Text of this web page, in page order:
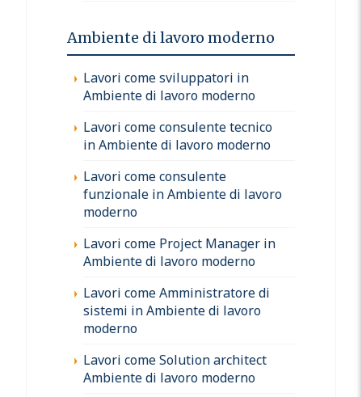
Ambiente di lavoro moderno
Lavori come sviluppatori in
Ambiente di lavoro moderno
Lavori come consulente tecnico
in Ambiente di lavoro moderno
Lavori come consulente
funzionale in Ambiente di lavoro
moderno
Lavori come Project Manager in
Ambiente di lavoro moderno
Lavori come Amministratore di
sistemi in Ambiente di lavoro
moderno
Lavori come Solution architect
Ambiente di lavoro moderno